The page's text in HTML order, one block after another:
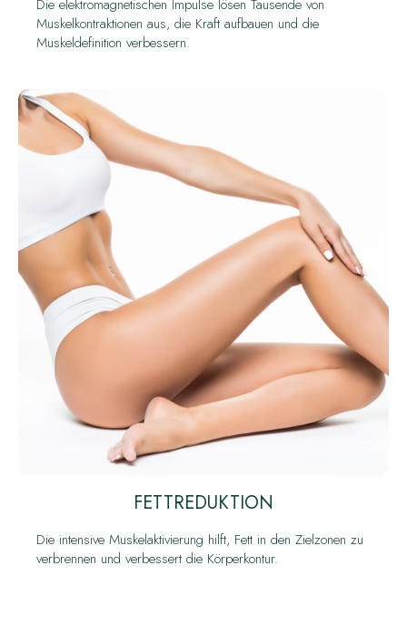
Die elektromagnetischen Impulse lösen Tausende von
Muskelkontraktionen aus, die Kraft aufbauen und die
Muskeldefinition verbessern.
FETTREDUKTION
Die intensive Muskelaktivierung hilft, Fett in den Zielzonen zu
verbrennen und verbessert die Körperkontur.